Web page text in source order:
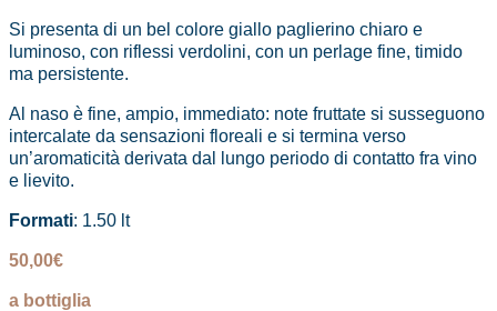
Si presenta di un bel colore giallo paglierino chiaro e
luminoso, con riflessi verdolini, con un perlage fine, timido
ma persistente.
Al naso è fine, ampio, immediato: note fruttate si susseguono
intercalate da sensazioni floreali e si termina verso
un’aromaticità derivata dal lungo periodo di contatto fra vino
e lievito.
Formati: 1.50 lt
50,00€
a bottiglia